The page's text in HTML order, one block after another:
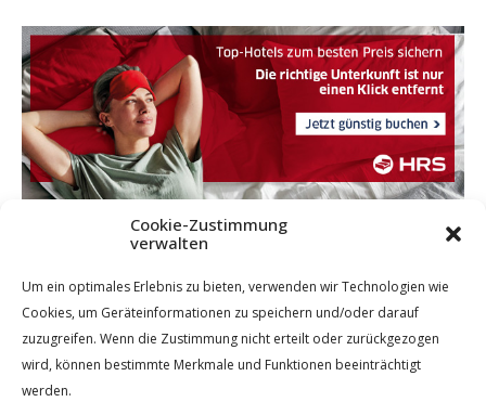
Cookie-Zustimmung
verwalten
Um ein optimales Erlebnis zu bieten, verwenden wir Technologien wie
Cookies, um Geräteinformationen zu speichern und/oder darauf
zuzugreifen. Wenn die Zustimmung nicht erteilt oder zurückgezogen
wird, können bestimmte Merkmale und Funktionen beeinträchtigt
werden.